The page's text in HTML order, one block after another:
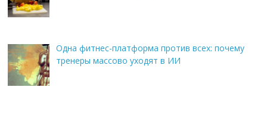
Одна фитнес-платформа против всех: почему
тренеры массово уходят в ИИ